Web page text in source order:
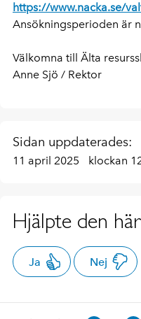
https://www.nacka.se/
Ansökningsperioden är
Välkomna till Älta
Anne Sjö / Rektor
Sidan uppdaterades:
11 april 2025 klockan
Hjälpte den
Ja Nej